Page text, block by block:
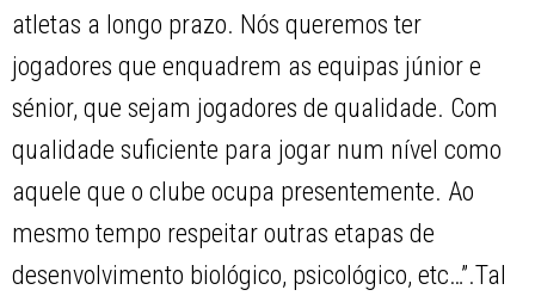
atletas a longo prazo. Nós queremos ter
jogadores que enquadrem as equipas júnior e
sénior, que sejam jogadores de qualidade. Com
qualidade suficiente para jogar num nível como
aquele que o clube ocupa presentemente. Ao
mesmo tempo respeitar outras etapas de
desenvolvimento biológico, psicológico, etc…”.Tal